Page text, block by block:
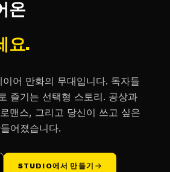
온
요.
어 만화의 무대입니다. 독자들
즐기는 선택형 스토리. 공상과
맨스, 그리고 당신이 쓰고 싶은
어졌습니다.
STUDIO에서 만들기